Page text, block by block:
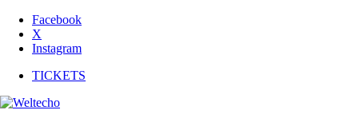
Facebook
X
Instagram
TICKETS